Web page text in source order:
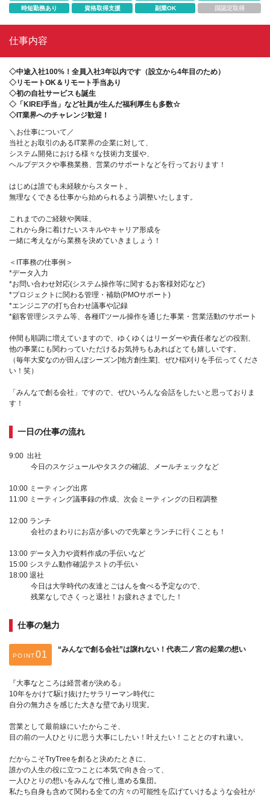
時短勤務あり
資格取得支援 副業OK 国認定取得
仕事内容
◇中途入社100%！全員入社3年以内です（設立から4年目のため）
◇リモートOK＆リモート手当あり
◇初の自社サービスも誕生
◇「KIREI手当」など社員が生んだ福利厚生も多数☆
◇IT業界へのチャレンジ歓迎！
＼お仕事について／
当社とお取引のあるIT業界の企業に対して、
システム開発における様々な技術力支援や、
ヘルプデスクや事務業務、営業のサポートなどを行っております！
はじめは誰でも未経験からスタート。
無理なくできる仕事から始められるよう調整いたします。
これまでのご経験や興味、
これから身に着けたいスキルやキャリア形成を
一緒に考えながら業務を決めていきましょう！
＜IT事務の仕事例＞
*データ入力
*お問い合わせ対応(システム操作等に関するお客様対応など)
*プロジェクトに関わる管理・補助(PMOサポート)
*エンジニアの打ち合わせ議事や記録
*顧客管理システム等、各種ITツール操作を通じた事業・営業活動のサポート
仲間も順調に増えていますので、ゆくゆくはリーダーや責任者などの役割、
他の事業にも関わっていただけるお気持ちもあればとても嬉しいです。
（毎年大変なのが田んぼシーズン[地方創生業]、ぜひ稲刈りを手伝ってくださ
い！笑）
「みんなで創る会社」ですので、ぜひいろんな会話をしたいと思っておりま
す！
一日の仕事の流れ
9:00 出社
今日のスケジュールやタスクの確認、メールチェックなど
10:00 ミーティング出席
11:00 ミーティング議事録の作成、次会ミーティングの日程調整
12:00 ランチ
会社のまわりにお店が多いので先輩とランチに行くことも！
13:00 データ入力や資料作成の手伝いなど
15:00 システム動作確認テストの手伝い
18:00 退社
今日は大学時代の友達とごはんを食べる予定なので、
残業なしでさくっと退社！お疲れさまでした！
仕事の魅力
POINT
“みんなで創る会社”は譲れない！代表二ノ宮の起業の想い
『大事なところは経営者が決める』
10年をかけて駆け抜けたサラリーマン時代に
自分の無力さを感じた大きな壁であり現実。
営業として最前線にいたからこそ、
目の前の一人ひとりに思う大事にしたい！叶えたい！こととのすれ違い。
だからこそTryTreeを創ると決めたときに、
誰かの人生の役に立つことに本気で向き合って、
一人ひとりの想いをみんなで推し進める集団。
私たち自身も含めて関わる全ての方々の可能性を広げていけるような会社が